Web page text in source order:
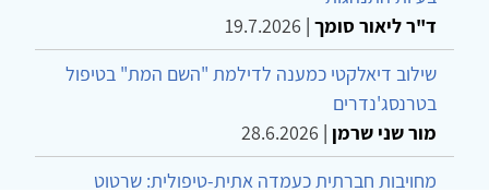
ד"ר ליאור סומך |
19.7.2026
שילוב דיאלקטי כמענה לדילמת "השם המת" בטיפול
בטרנסג'נדרים
מור שני שרמן |
28.6.2026
מחויבות חברתית כעמדה אתית-טיפולית: שרטוט